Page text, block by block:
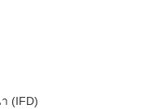
(IFD)